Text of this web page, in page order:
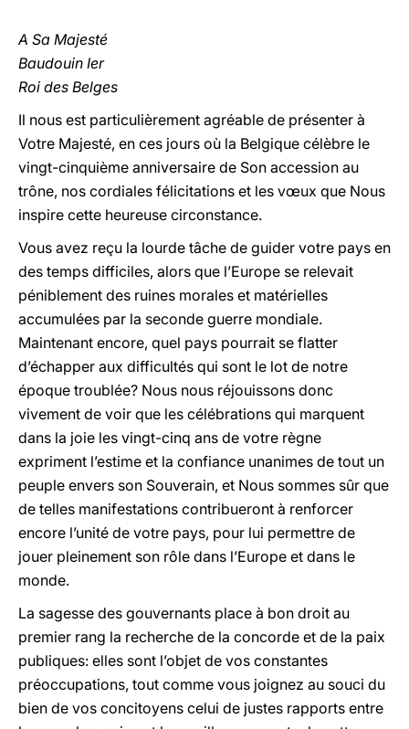
A Sa Majesté
Baudouin Ier
Roi des Belges
Il nous est particulièrement agréable de présenter à
Votre Majesté, en ces jours où la Belgique célèbre le
vingt-cinquième anniversaire de Son accession au
trône, nos cordiales félicitations et les vœux que Nous
inspire cette heureuse circonstance.
Vous avez reçu la lourde tâche de guider votre pays en
des temps difficiles, alors que l’Europe se relevait
péniblement des ruines morales et matérielles
accumulées par la seconde guerre mondiale.
Maintenant encore, quel pays pourrait se flatter
d’échapper aux difficultés qui sont le lot de notre
époque troublée? Nous nous réjouissons donc
vivement de voir que les célébrations qui marquent
dans la joie les vingt-cinq ans de votre règne
expriment l’estime et la confiance unanimes de tout un
peuple envers son Souverain, et Nous sommes sûr que
de telles manifestations contribueront à renforcer
encore l’unité de votre pays, pour lui permettre de
jouer pleinement son rôle dans l’Europe et dans le
monde.
La sagesse des gouvernants place à bon droit au
premier rang la recherche de la concorde et de la paix
publiques: elles sont l’objet de vos constantes
préoccupations, tout comme vous joignez au souci du
bien de vos concitoyens celui de justes rapports entre